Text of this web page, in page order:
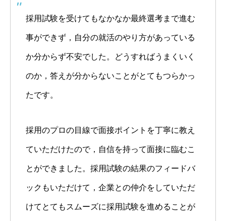
採用試験を受けてもなかなか最終選考まで進む
事ができず，自分の就活のやり方があっている
か分からず不安でした。どうすればうまくいく
のか，答えが分からないことがとてもつらかっ
たです。
採用のプロの目線で面接ポイントを丁寧に教え
ていただけたので，自信を持って面接に臨むこ
とができました。採用試験の結果のフィードバ
ックもいただけて，企業との仲介をしていただ
けてとてもスムーズに採用試験を進めることが